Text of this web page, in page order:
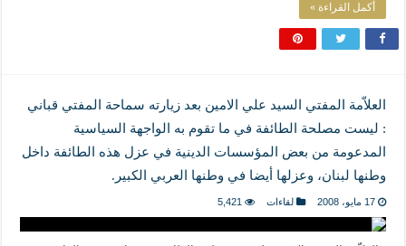
أكمل القراءة »
العلاّمة المفتي السيد علي الامين بعد زيارته سماحة المفتي قباني
: ليست مصلحة الطائفة في ما تقوم به الواجهة السياسية
المدعومة من بعض المؤسسات الدينية في عزل هذه الطائفة داخل
وطنها لبنان، وعزلها أيضا في وطنها العربي الكبير.
17 مايو، 2008 لقاءات 5,421